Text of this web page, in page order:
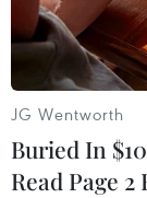
chính thức
trí tự nguyện
Đây là sản
người có ký
nghiệp hoặc
nghiệp đề
JG Wentworth
Buried In
Read Page